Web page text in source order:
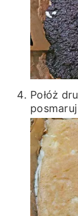
Połóż